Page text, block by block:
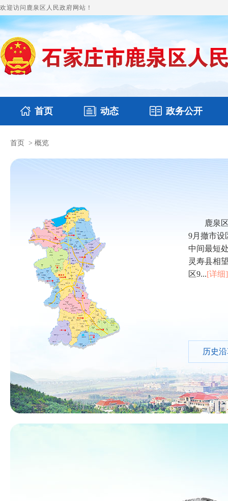
欢迎访问鹿泉区人民政府网站！
首页 动态
国务要闻
政务公开
首页 > 概览
鹿泉
9月撤市设
中间最短
灵寿县相
区9...[详细]
历史